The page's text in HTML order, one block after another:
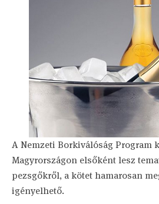
A Nemzeti Borkiválóság Program
Magyrországon elsőként lesz
pezsgőkről, a kötet hamarosan
igényelhető.